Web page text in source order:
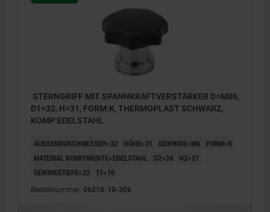
STERNGRIFF MIT SPANNKRAFTVERSTÄRKER D=M06,
D1=32, H=31, FORM:K, THERMOPLAST SCHWARZ,
KOMP:EDELSTAHL
AUSSENDURCHMESSER=32 HÖHE=31 GEWINDE=M6
FORM=K
MATERIAL KOMPONENTE=EDELSTAHL
D2=24
H2=21
GEWINDETIEFE=22 T1=10
Bestellnummer: 06210-10-306